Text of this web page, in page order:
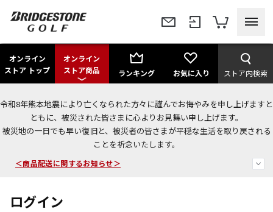
オンライン
ストア トップ
オンライン
ストア商品
ランキング お気に入り ストア内検索
令和8年熊本地震により亡くなられた方々に謹んでお悔やみを申し上げますと
ともに、被災された皆さまに心よりお見舞い申し上げます。
被災地の一日でも早い復旧と、被災者の皆さまが平穏な生活を取り戻される
ことを祈念いたします。
＜夏季休暇中のご注文・発送・お問い合わせ＞
今なら新規会員登録で1,000円OFFクーポンプレゼント！
＜商品配送に関するお知らせ＞
ログイン